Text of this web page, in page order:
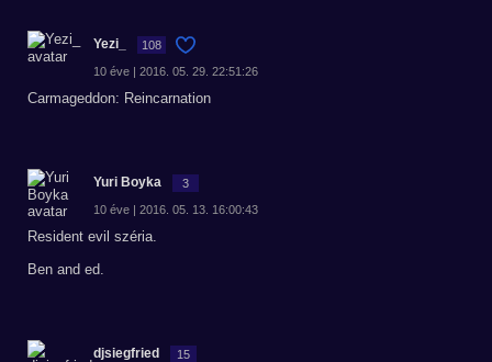
Yezi_ 108
10 éve | 2016. 05. 29. 22:51:26
Carmageddon: Reincarnation
Yuri Boyka 3
10 éve | 2016. 05. 13. 16:00:43
Resident evil széria.
Ben and ed.
djsiegfried 15